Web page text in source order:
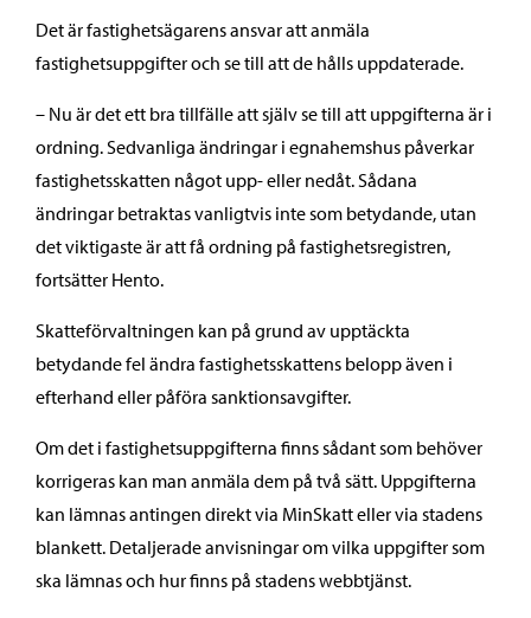
Det är fastighetsägarens ansvar att anmäla
fastighetsuppgifter och se till att de hålls uppdaterade.
– Nu är det ett bra tillfälle att själv se till att uppgifterna är i
ordning. Sedvanliga ändringar i egnahemshus påverkar
fastighetsskatten något upp- eller nedåt. Sådana
ändringar betraktas vanligtvis inte som betydande, utan
det viktigaste är att få ordning på fastighetsregistren,
fortsätter Hento.
Skatteförvaltningen kan på grund av upptäckta
betydande fel ändra fastighetsskattens belopp även i
efterhand eller påföra sanktionsavgifter.
Om det i fastighetsuppgifterna finns sådant som behöver
korrigeras kan man anmäla dem på två sätt. Uppgifterna
kan lämnas antingen direkt via MinSkatt eller via stadens
blankett. Detaljerade anvisningar om vilka uppgifter som
ska lämnas och hur finns på stadens webbtjänst.